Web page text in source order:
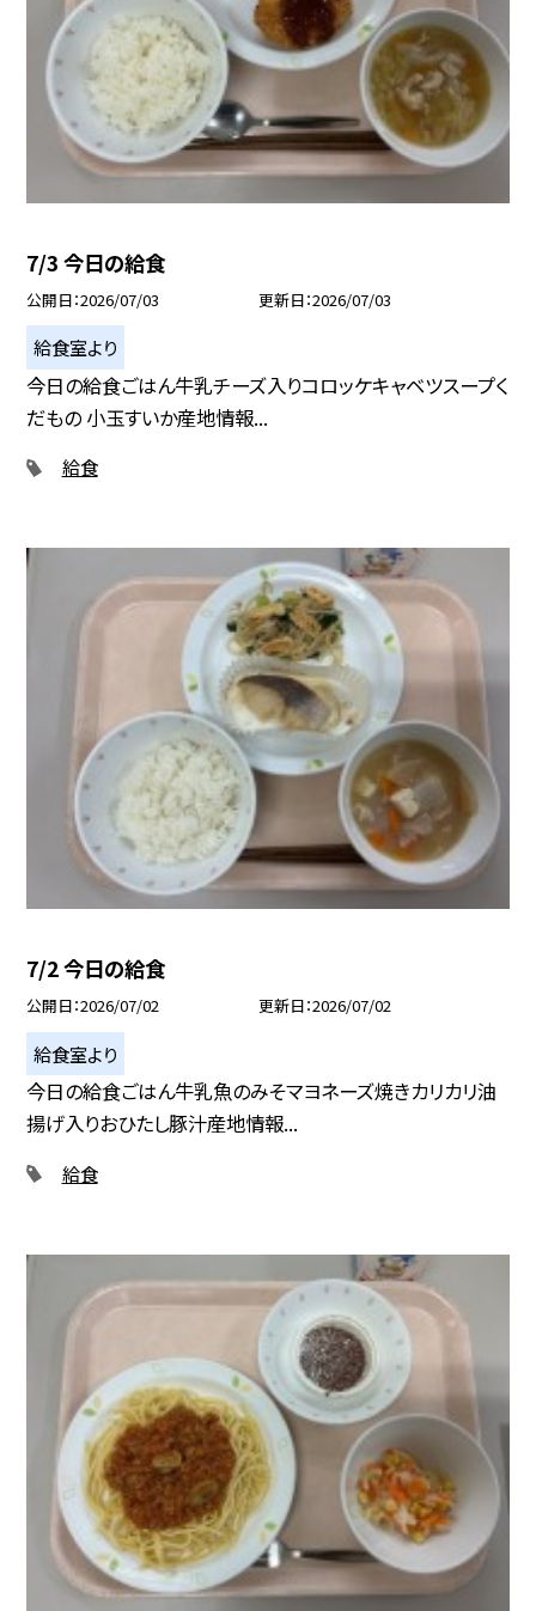
7/3 今日の給食
公開日 2026/07/03 更新日 2026/07/03
給食室より
今日の給食ごはん牛乳チーズ入りコロッケキャベツスープく
だもの 小玉すいか産地情報...
給食
7/2 今日の給食
公開日 2026/07/02 更新日 2026/07/02
給食室より
今日の給食ごはん牛乳魚のみそマヨネーズ焼きカリカリ油
揚げ入りおひたし豚汁産地情報...
給食